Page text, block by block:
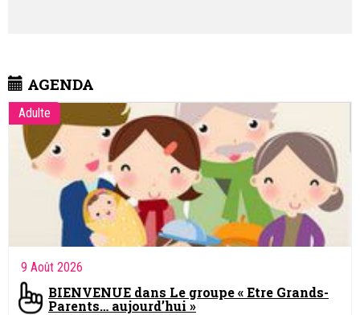
AGENDA
Adulte
9 Août 2026
BIENVENUE dans Le groupe « Etre Grands-
Parents… aujourd’hui »